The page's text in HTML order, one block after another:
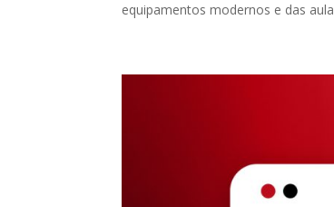
equipamentos modernos e das